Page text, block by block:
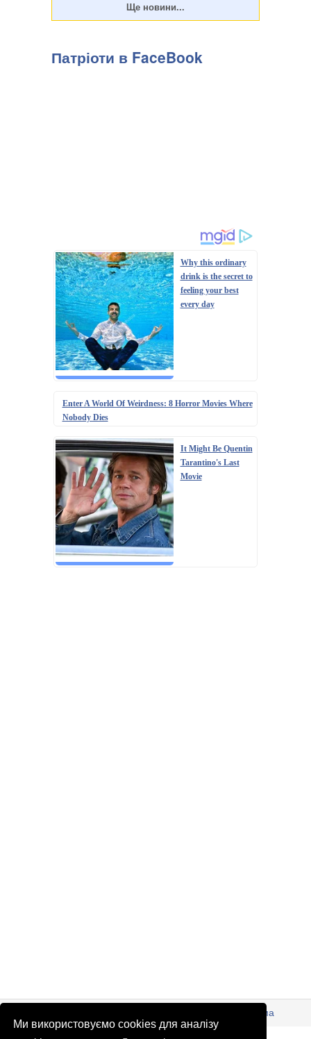
Ми використовуємо cookies для аналізу
Патріоти в FaceBook
Why this ordinary
drink is the secret to
feeling your best
every day
Enter A World Of Weirdness: 8 Horror Movies Where
Nobody Dies
It Might Be Quentin
Tarantino's Last
Movie
Реклама